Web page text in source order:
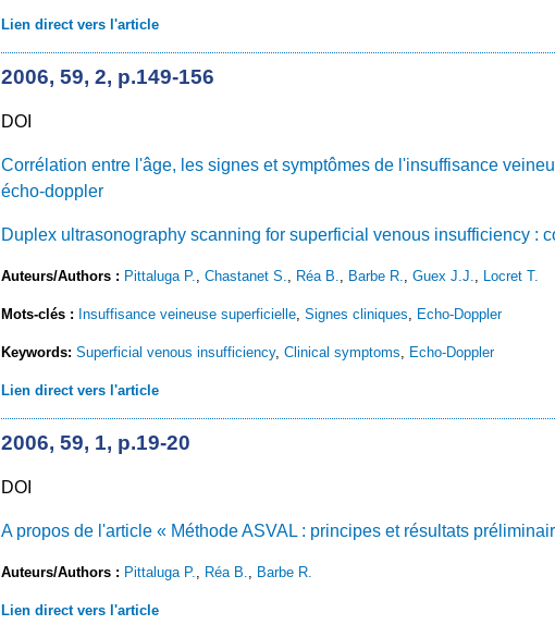
Lien direct vers l'article
2006, 59, 2, p.149-156
DOI
Corrélation entre l'âge, les signes et symptômes de l'insuffisance
écho-doppler
Duplex ultrasonography scanning for superficial venous insufficiency :
Auteurs/Authors : Pittaluga P., Chastanet S., Réa B., Barbe R., Guex J.J., Locret T.
Mots-clés : Insuffisance veineuse superficielle, Signes cliniques, Echo-Doppler
Keywords: Superficial venous insufficiency, Clinical symptoms, Echo-Doppler
Lien direct vers l'article
2006, 59, 1, p.19-20
DOI
A propos de l'article « Méthode ASVAL : principes et résultats
Auteurs/Authors : Pittaluga P., Réa B., Barbe R.
Lien direct vers l'article